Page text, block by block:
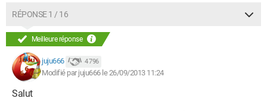
RÉPONSE 1 / 16
Meilleure réponse
juju666 4 796
Modifié par juju666 le 26/09/2013 11:24
Salut